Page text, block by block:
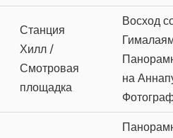
Станция
Хилл /
Смотровая
площадка
Восход
на